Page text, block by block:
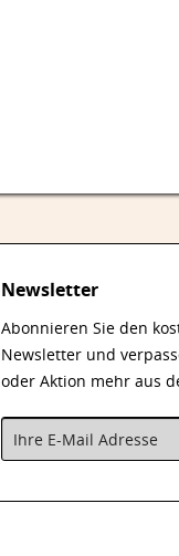
Newsletter
Abonnieren Sie den
Newsletter und
oder Aktion mehr aus